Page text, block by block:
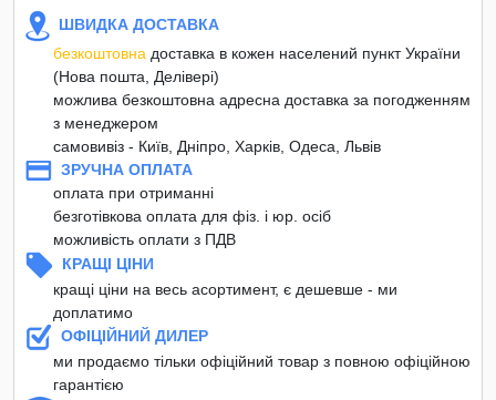
ШВИДКА ДОСТАВКА
безкоштовна доставка в кожен населений пункт України
(Нова пошта, Делівері)
можлива безкоштовна адресна доставка за погодженням
з менеджером
самовивіз - Київ, Дніпро, Харків, Одеса, Львів
ЗРУЧНА ОПЛАТА
оплата при отриманні
безготівкова оплата для фіз. і юр. осіб
можливість оплати з ПДВ
КРАЩІ ЦІНИ
кращі ціни на весь асортимент, є дешевше - ми
доплатимо
ОФІЦІЙНИЙ ДИЛЕР
ми продаємо тільки офіційний товар з повною офіційною
гарантією